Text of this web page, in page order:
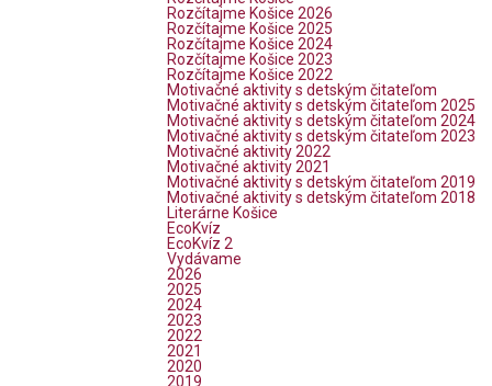
Rozčítajme Košice 2026
Rozčítajme Košice 2025
Rozčítajme Košice 2024
Rozčítajme Košice 2023
Rozčítajme Košice 2022
Motivačné aktivity s detským čitateľom
Motivačné aktivity s detským čitateľom 2025
Motivačné aktivity s detským čitateľom 2024
Motivačné aktivity s detským čitateľom 2023
Motivačné aktivity 2022
Motivačné aktivity 2021
Motivačné aktivity s detským čitateľom 2019
Motivačné aktivity s detským čitateľom 2018
Literárne Košice
EcoKvíz
EcoKvíz 2
Vydávame
2026
2025
2024
2023
2022
2021
2020
2019